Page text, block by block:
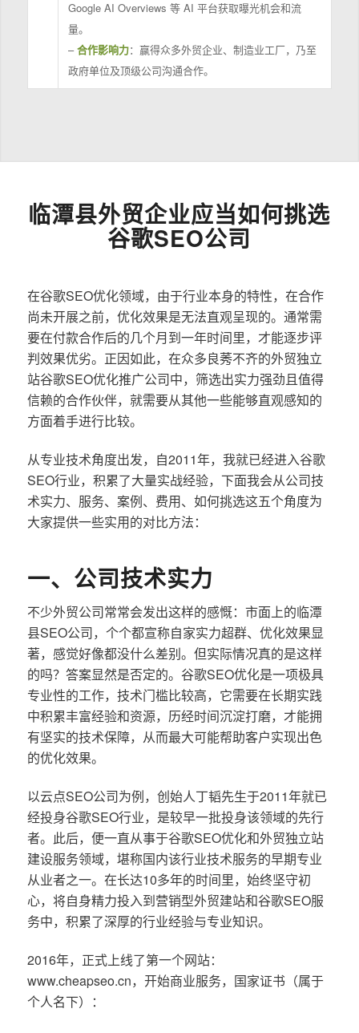
Google AI Overviews 等 AI 平台获取曝光机会和流
量。
–合作影响力：赢得众多外贸企业、制造业工厂，乃至
政府单位及顶级公司沟通合作。
临潭县外贸企业应当如何挑选
谷歌SEO公司
在谷歌SEO优化领域，由于行业本身的特性，在合作
尚未开展之前，优化效果是无法直观呈现的。通常需
要在付款合作后的几个月到一年时间里，才能逐步评
判效果优劣。正因如此，在众多良莠不齐的外贸独立
站谷歌SEO优化推广公司中，筛选出实力强劲且值得
信赖的合作伙伴，就需要从其他一些能够直观感知的
方面着手进行比较。
从专业技术角度出发，自2011年，我就已经进入谷歌
SEO行业，积累了大量实战经验，下面我会从公司技
术实力、服务、案例、费用、如何挑选这五个角度为
大家提供一些实用的对比方法：
一、公司技术实力
不少外贸公司常常会发出这样的感慨：市面上的临潭
县SEO公司，个个都宣称自家实力超群、优化效果显
著，感觉好像都没什么差别。但实际情况真的是这样
的吗？答案显然是否定的。谷歌SEO优化是一项极具
专业性的工作，技术门槛比较高，它需要在长期实践
中积累丰富经验和资源，历经时间沉淀打磨，才能拥
有坚实的技术保障，从而最大可能帮助客户实现出色
的优化效果。
以云点SEO公司为例，创始人丁韬先生于2011年就已
经投身谷歌SEO行业，是较早一批投身该领域的先行
者。此后，便一直从事于谷歌SEO优化和外贸独立站
建设服务领域，堪称国内该行业技术服务的早期专业
从业者之一。在长达10多年的时间里，始终坚守初
心，将自身精力投入到营销型外贸建站和谷歌SEO服
务中，积累了深厚的行业经验与专业知识。
2016年，正式上线了第一个网站：
www.cheapseo.cn，开始商业服务，国家证书（属于
个人名下）：